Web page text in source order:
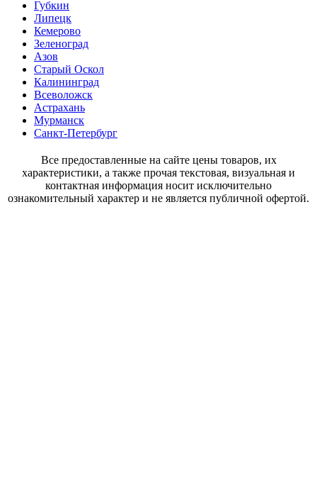
Губкин
Липецк
Кемерово
Зеленоград
Азов
Старый Оскол
Калининград
Всеволожск
Астрахань
Мурманск
Санкт-Петербург
Все предоставленные на сайте цены товаров, их
характеристики, а также прочая текстовая, визуальная и
контактная информация носит исключительно
ознакомительный характер и не является публичной офертой.